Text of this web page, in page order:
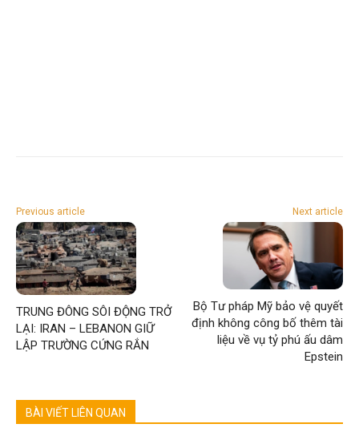
Previous article
TRUNG ĐÔNG SÔI ĐỘNG TRỞ
LẠI: IRAN – LEBANON GIỮ
LẬP TRƯỜNG CỨNG RẮN
Next article
Bộ Tư pháp Mỹ bảo vệ quyết
định không công bố thêm tài
liệu về vụ tỷ phú ấu dâm
Epstein
BÀI VIẾT LIÊN QUAN